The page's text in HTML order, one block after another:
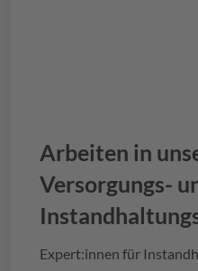
Arbeiten in
Versorgungs-
Expert:innen für